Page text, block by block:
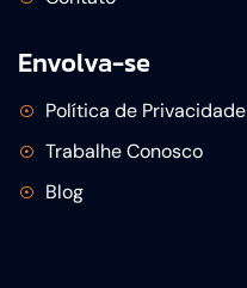
Envolva-se
Política de Privacidade
Trabalhe Conosco
Blog